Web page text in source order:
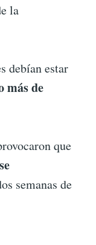
la
debían estar
más de
que
se
semanas de